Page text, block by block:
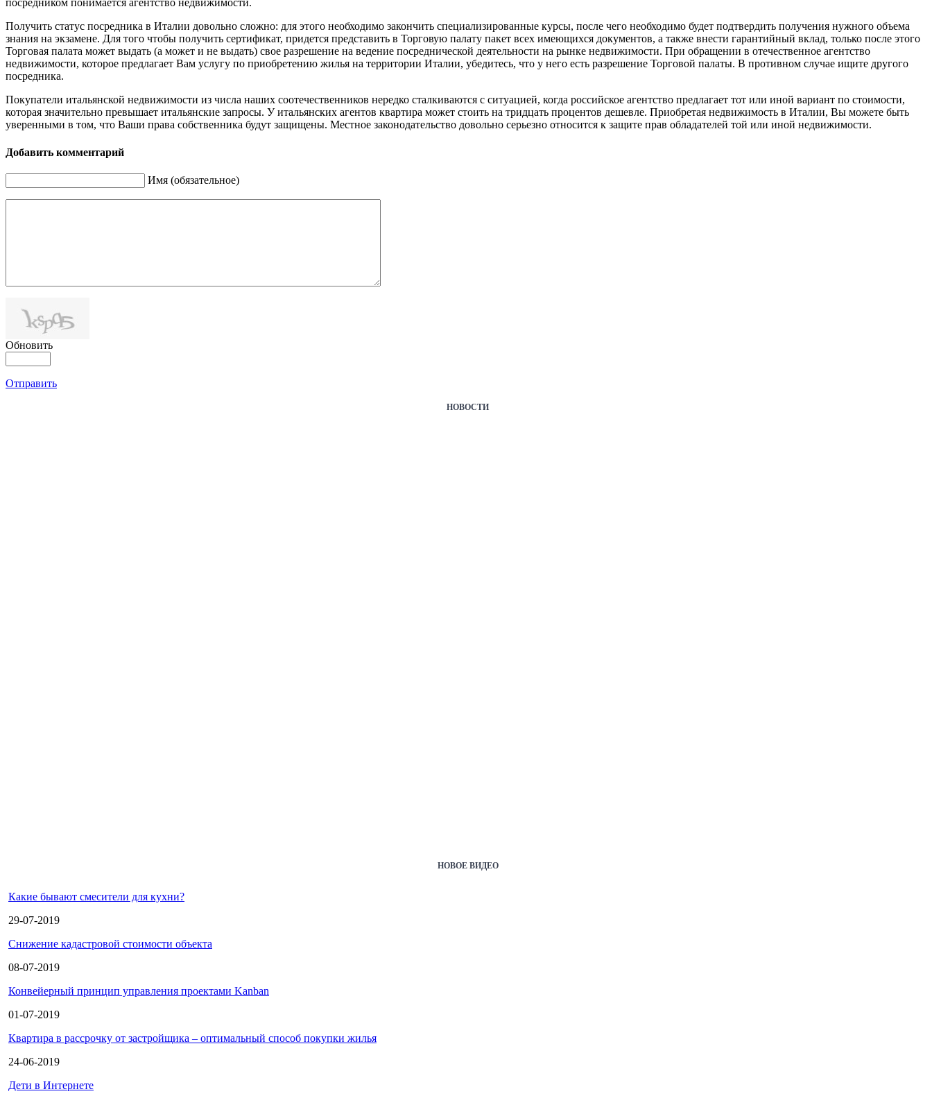
посредником понимается агентство недвижимости.
Получить статус посредника в Италии довольно сложно: для этого необходимо закончить специализированные курсы, после чего необходимо будет подтвердить получения нужного объема
знания на экзамене. Для того чтобы получить сертификат, придется представить в Торговую палату пакет всех имеющихся документов, а также внести гарантийный вклад, только после этого
Торговая палата может выдать (а может и не выдать) свое разрешение на ведение посреднической деятельности на рынке недвижимости. При обращении в отечественное агентство
недвижимости, которое предлагает Вам услугу по приобретению жилья на территории Италии, убедитесь, что у него есть разрешение Торговой палаты. В противном случае ищите другого
посредника.
Покупатели итальянской недвижимости из числа наших соотечественников нередко сталкиваются с ситуацией, когда российское агентство предлагает тот или иной вариант по стоимости,
которая значительно превышает итальянские запросы. У итальянских агентов квартира может стоить на тридцать процентов дешевле. Приобретая недвижимость в Италии, Вы можете быть
уверенными в том, что Ваши права собственника будут защищены. Местное законодательство довольно серьезно относится к защите прав обладателей той или иной недвижимости.
Добавить комментарий
Имя (обязательное)
Обновить
Отправить
НОВОСТИ
НОВОЕ ВИДЕО
Какие бывают смесители для кухни?
29-07-2019
Снижение кадастровой стоимости объекта
08-07-2019
Конвейерный принцип управления проектами Kanban
01-07-2019
Квартира в рассрочку от застройщика – оптимальный способ покупки жилья
24-06-2019
Дети в Интернете